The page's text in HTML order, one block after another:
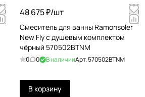
48 675 ₽/шт
Смеситель для ванны Ramonsoler
New Fly с душевым комплектом
чёрный 570502BTNM
0 0 В наличииАрт.570502BTNM
В корзину